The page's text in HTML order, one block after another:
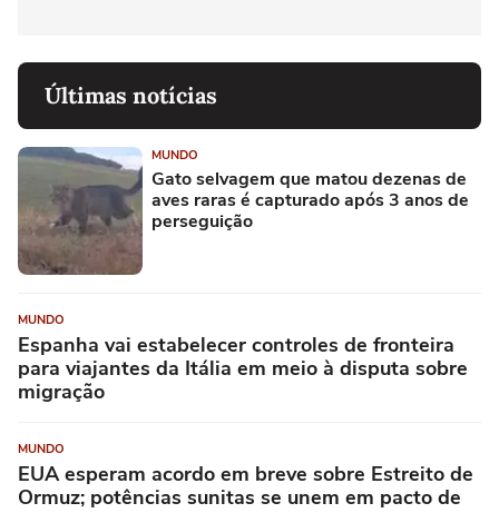
Últimas notícias
MUNDO
Gato selvagem que matou dezenas de
aves raras é capturado após 3 anos de
perseguição
MUNDO
Espanha vai estabelecer controles de fronteira
para viajantes da Itália em meio à disputa sobre
migração
MUNDO
EUA esperam acordo em breve sobre Estreito de
Ormuz; potências sunitas se unem em pacto de